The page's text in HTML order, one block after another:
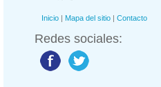
Inicio | Mapa del sitio | Contacto
Redes sociales: